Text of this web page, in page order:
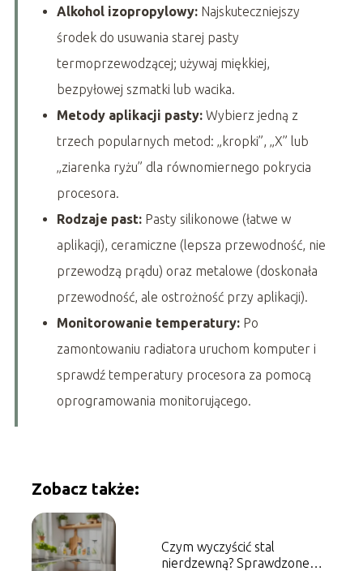
Alkohol izopropylowy:Najskuteczniejszy
środek do usuwania starej pasty
termoprzewodzącej; używaj miękkiej,
bezpyłowej szmatki lub wacika.
Metody aplikacji pasty:Wybierz jedną z
trzech popularnych metod: „kropki”, „X” lub
„ziarenka ryżu” dla równomiernego pokrycia
procesora.
Rodzaje past:Pasty silikonowe (łatwe w
aplikacji), ceramiczne (lepsza przewodność, nie
przewodzą prądu) oraz metalowe (doskonała
przewodność, ale ostrożność przy aplikacji).
Monitorowanie temperatury:Po
zamontowaniu radiatora uruchom komputer i
sprawdź temperatury procesora za pomocą
oprogramowania monitorującego.
Zobacz także:
Czym wyczyścić stal
nierdzewną? Sprawdzone